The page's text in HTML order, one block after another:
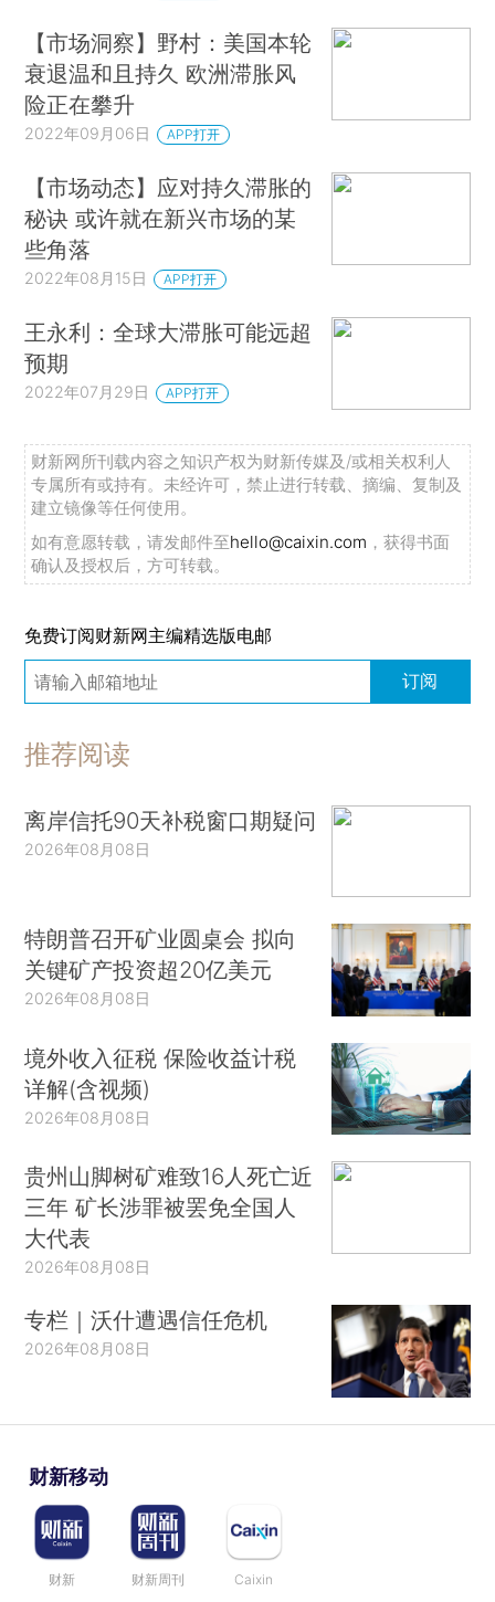
【市场洞察】野村：美国本轮
衰退温和且持久 欧洲滞胀风
险正在攀升
2022年09月06日 APP打开
【市场动态】应对持久滞胀的
秘诀 或许就在新兴市场的某
些角落
2022年08月15日 APP打开
王永利：全球大滞胀可能远超
预期
2022年07月29日 APP打开
财新网所刊载内容之知识产权为财新传媒及/或相关权利人
专属所有或持有。未经许可，禁止进行转载、摘编、复制及
建立镜像等任何使用。
如有意愿转载，请发邮件至hello@caixin.com ，获得书面
确认及授权后，方可转载。
免费订阅财新网主编精选版电邮
订阅
推荐阅读
离岸信托90天补税窗口期疑问
2026年08月08日
特朗普召开矿业圆桌会 拟向
关键矿产投资超20亿美元
2026年08月08日
境外收入征税 保险收益计税
详解(含视频)
2026年08月08日
贵州山脚树矿难致16人死亡近
三年 矿长涉罪被罢免全国人
大代表
2026年08月08日
专栏｜沃什遭遇信任危机
2026年08月08日
财新移动
财新 财新周刊 Caixin